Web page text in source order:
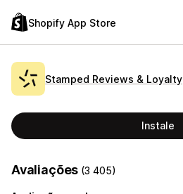
Shopify App Store
Stamped Reviews & Loyalty
Instale
Avaliações (3 405)